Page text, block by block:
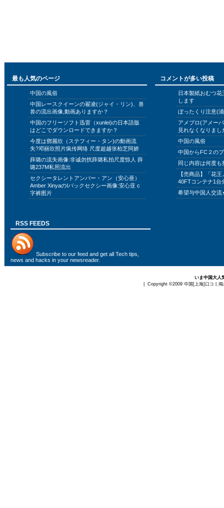
最も人気のページ
中国の風俗
中国レースクイーンの翟凌(ジャイ・リン)、兽
兽の流出画像,動画ありますか？
中国のフリーソフト迅雷（xunlei)の日本語版
はどこでダウンロードできますか？
今度は鄧麗欣（ステフィー・タン)の動画流
失?邓丽欣照片疯传网络 尺度超越张柏芝阿娇
薛璐の流失画像:非诚勿扰薛璐私拍尺度惊人 薛
璐237M私照流出
セクシータレントアンバー・アン（安心亜）
Amber XinyaのIバックセクシー画像:安心亚 c
字裤图片
コメントが多い投稿
日本製紙おむつ
します
ぼったくり注意(
アメブロ(アメー
見れなくなりまし
中国の風俗
中国からFC２の
同じ内容は何度
【売商品】「花
40FTコンテナ1台
希望与中国人交
RSS FEEDS
Subscribe to our feed and get all Tech tips,
news and hacks in your newsreader.
いま中国大人
| Copyright ©2009 中国[上海]口コミ掲